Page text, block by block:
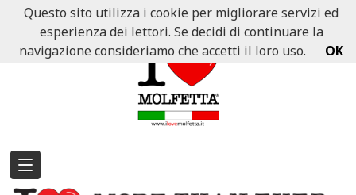
Questo sito utilizza i cookie per migliorare servizi ed
esperienza dei lettori. Se decidi di continuare la
navigazione consideriamo che accetti il loro uso.
OK